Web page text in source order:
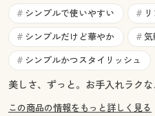
お気に入り
サポート
ご利用ガイド
サポート
ご利用ガイド
# シンプルで使いやすい #
# シンプルだけど華やか #
# シンプルかつスタイリッシュ
美しさ、ずっと。お手入れラク
この商品の情報をもっと詳しく見る